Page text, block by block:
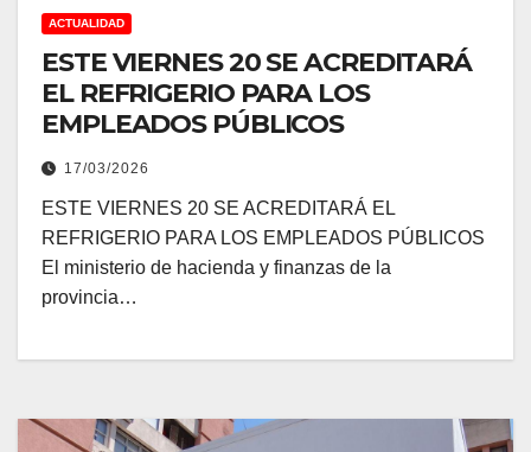
ACTUALIDAD
ESTE VIERNES 20 SE ACREDITARÁ
EL REFRIGERIO PARA LOS
EMPLEADOS PÚBLICOS
17/03/2026
ESTE VIERNES 20 SE ACREDITARÁ EL
REFRIGERIO PARA LOS EMPLEADOS PÚBLICOS
El ministerio de hacienda y finanzas de la
provincia…